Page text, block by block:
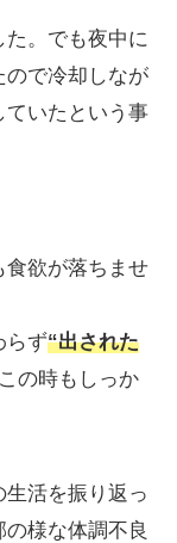
。でも夜中に
ので冷却しなが
ていたという事
食欲が落ちませ
らず“出された
の時もしっか
活を振り返っ
様な体調不良